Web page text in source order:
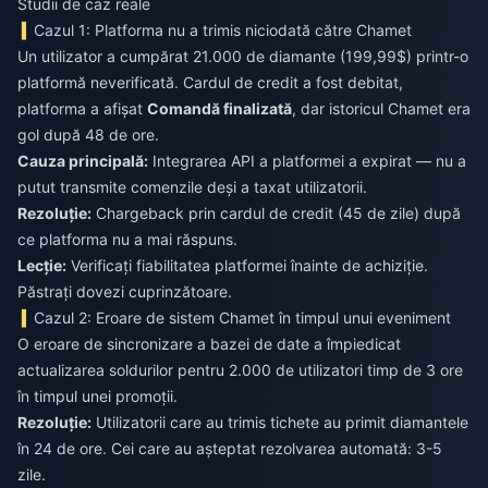
Studii de caz reale
Cazul 1: Platforma nu a trimis niciodată către Chamet
Un utilizator a cumpărat 21.000 de diamante (199,99$) printr-o
platformă neverificată. Cardul de credit a fost debitat,
platforma a afișat Comandă finalizată, dar istoricul Chamet era
gol după 48 de ore.
Cauza principală: Integrarea API a platformei a expirat — nu a
putut transmite comenzile deși a taxat utilizatorii.
Rezoluție: Chargeback prin cardul de credit (45 de zile) după
ce platforma nu a mai răspuns.
Lecție: Verificați fiabilitatea platformei înainte de achiziție.
Păstrați dovezi cuprinzătoare.
Cazul 2: Eroare de sistem Chamet în timpul unui eveniment
O eroare de sincronizare a bazei de date a împiedicat
actualizarea soldurilor pentru 2.000 de utilizatori timp de 3 ore
în timpul unei promoții.
Rezoluție: Utilizatorii care au trimis tichete au primit diamantele
în 24 de ore. Cei care au așteptat rezolvarea automată: 3-5
zile.